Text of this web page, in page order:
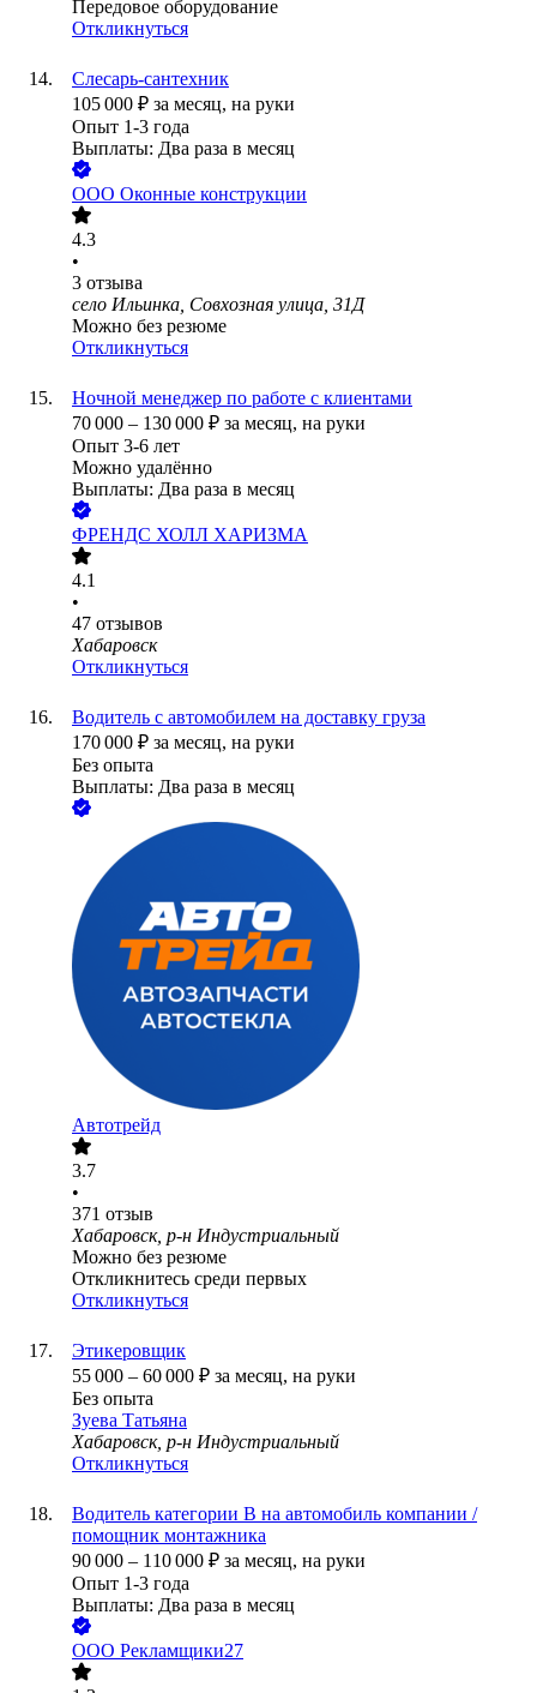
Передовое оборудование
Откликнуться
Слесарь-сантехник
105 000 ₽ за месяц, на руки
Опыт 1-3 года
Выплаты: Два раза в месяц
ООО Оконные конструкции
4.3
•
3 отзыва
село Ильинка, Совхозная улица, 31Д
Можно без резюме
Откликнуться
Ночной менеджер по работе с клиентами
70 000 – 130 000 ₽ за месяц, на руки
Опыт 3-6 лет
Можно удалённо
Выплаты: Два раза в месяц
ФРЕНДС ХОЛЛ ХАРИЗМА
4.1
•
47 отзывов
Хабаровск
Откликнуться
Водитель с автомобилем на доставку груза
170 000 ₽ за месяц, на руки
Без опыта
Выплаты: Два раза в месяц
Автотрейд
3.7
•
371 отзыв
Хабаровск, р-н Индустриальный
Можно без резюме
Откликнитесь среди первых
Откликнуться
Этикеровщик
55 000 – 60 000 ₽ за месяц, на руки
Без опыта
Зуева Татьяна
Хабаровск, р-н Индустриальный
Откликнуться
Водитель категории B на автомобиль компании /
помощник монтажника
90 000 – 110 000 ₽ за месяц, на руки
Опыт 1-3 года
Выплаты: Два раза в месяц
ООО Рекламщики27